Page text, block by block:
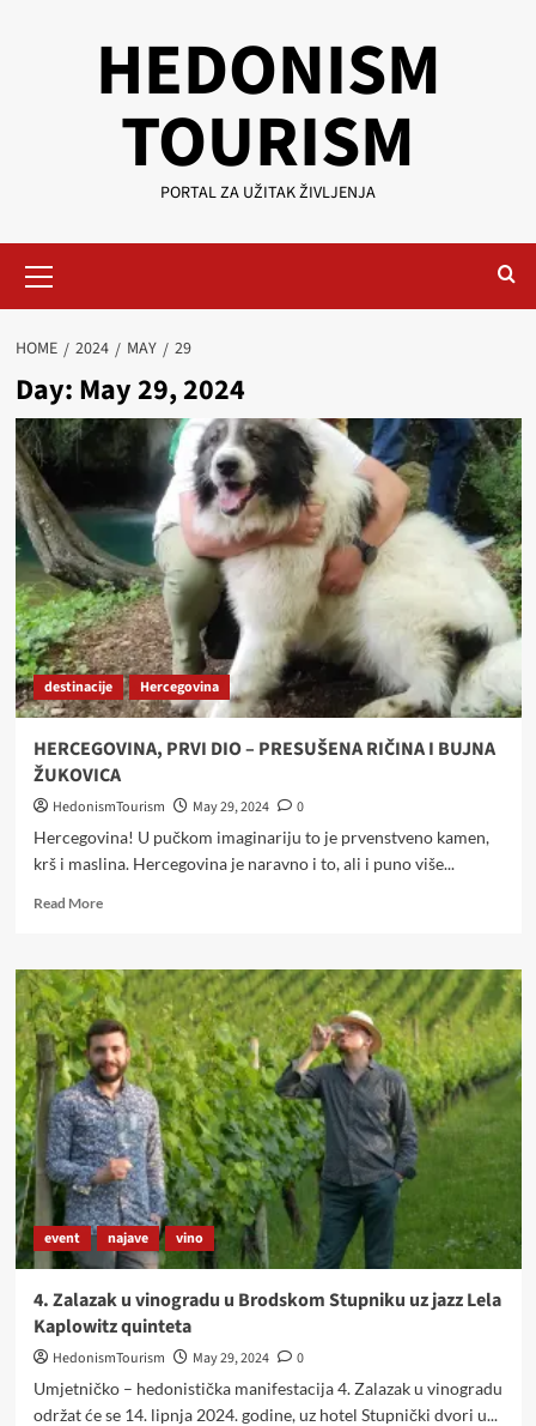
HEDONISM
TOURISM
PORTAL ZA UŽITAK ŽIVLJENJA
Menu
HOME 2024 MAY 29
Day: May 29, 2024
destinacije Hercegovina
HERCEGOVINA, PRVI DIO – PRESUŠENA RIČINA I BUJNA
ŽUKOVICA
HedonismTourism May 29, 2024
0
Hercegovina! U pučkom imaginariju to je prvenstveno kamen,
krš i maslina. Hercegovina je naravno i to, ali i puno više...
Read MoreRead
HERCEGOVINA,
PRVI
DIO
–
PRESUŠENA
RIČINA
I
BUJNA
ŽUKOVICA
event najave vino
4. Zalazak u vinogradu u Brodskom Stupniku uz jazz Lela
Kaplowitz quinteta
HedonismTourism May 29, 2024
0
Umjetničko – hedonistička manifestacija 4. Zalazak u vinogradu
održat će se 14. lipnja 2024. godine, uz hotel Stupnički dvori u...